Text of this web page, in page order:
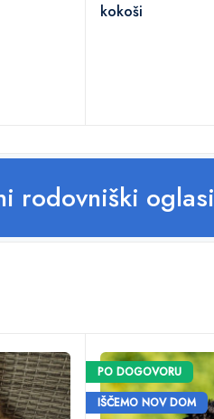
kokoši
rodovniški oglasi
PO DOGOVORU
IŠČEMO NOV DOM